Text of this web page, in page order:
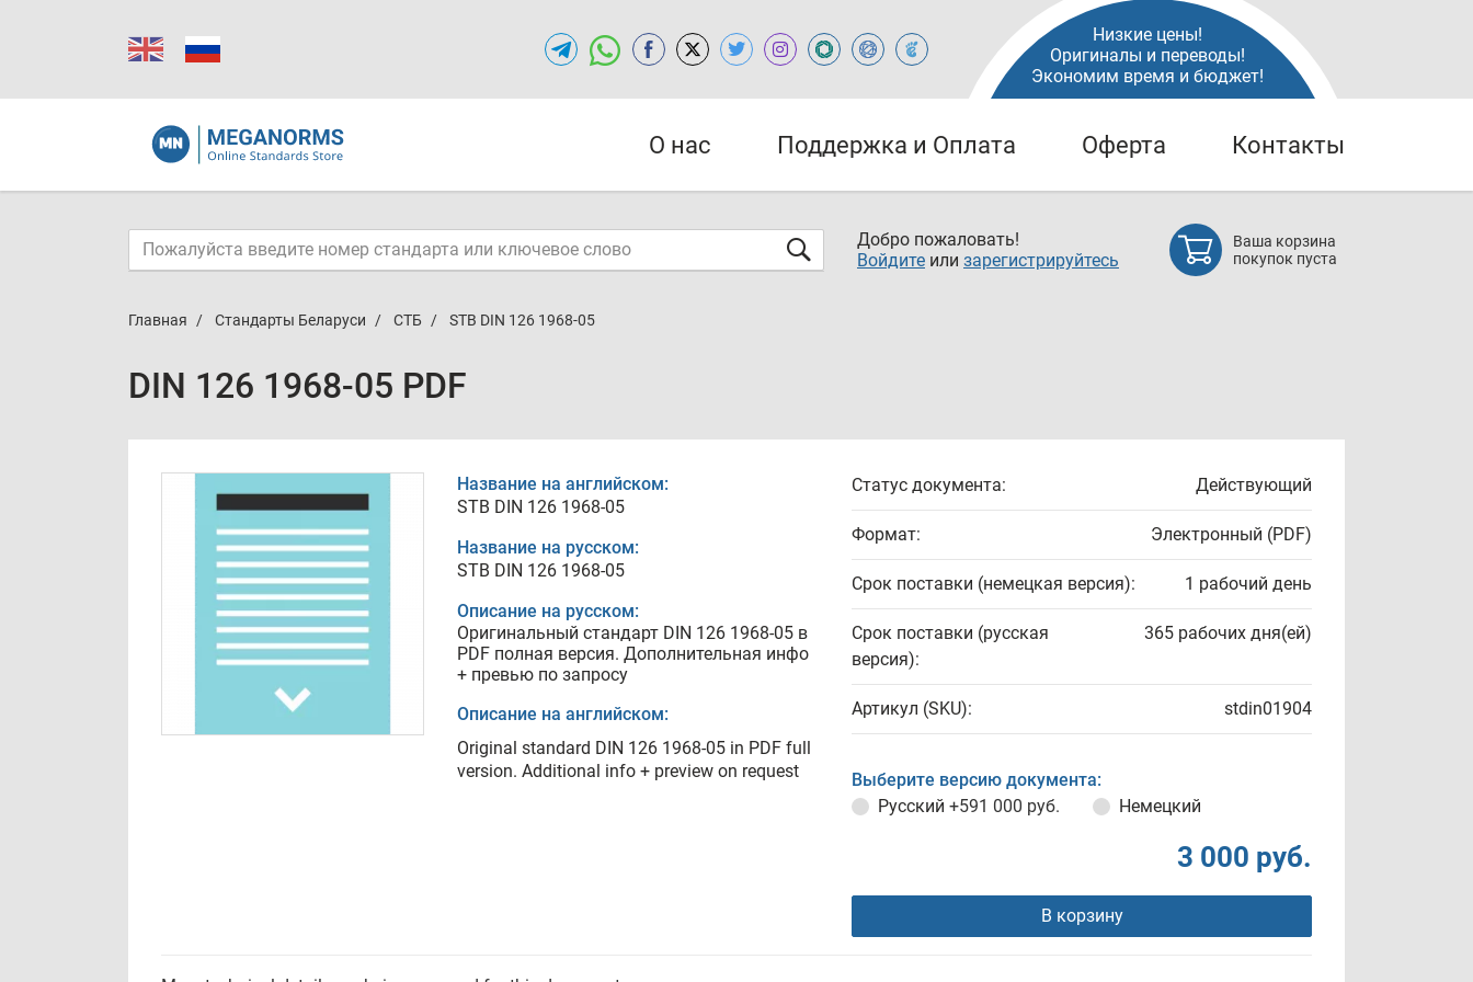
Низкие цены!
Оригиналы и переводы!
Экономим время и бюджет!
О нас Поддержка и Оплата Оферта Контакты
Добро пожаловать!
Войдите или зарегистрируйтесь
Ваша корзина
покупок пуста
Главная Стандарты Беларуси СТБ STB DIN 126 1968-05
DIN 126 1968-05 PDF
Название на английском:
STB DIN 126 1968-05
Название на русском:
STB DIN 126 1968-05
Описание на русском:
Оригинальный стандарт DIN 126 1968-05 в
PDF полная версия. Дополнительная инфо
+ превью по запросу
Описание на английском:
Original standard DIN 126 1968-05 in PDF full
version. Additional info + preview on request
Статус документа: Действующий
Формат: Электронный (PDF)
Срок поставки (немецкая версия): 1 рабочий день
Срок поставки (русская
версия):
365 рабочих дня(ей)
Артикул (SKU): stdin01904
Выберите версию документа:
Русский +591 000 руб. Немецкий
3 000 руб.
В корзину